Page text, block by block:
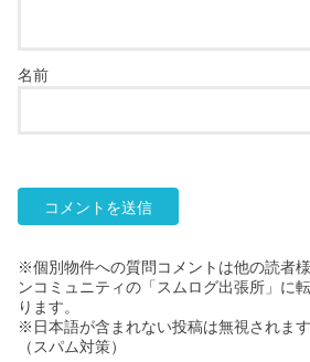
名前
※個別物件への質問コメントは他の読者
ンコミュニティの「スムログ出張所」に
ります。
※日本語が含まれない投稿は無視されま
（スパム対策）